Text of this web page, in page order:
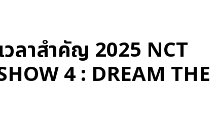
ลาสำคัญ 2025 NCT
4 : DREAM THE